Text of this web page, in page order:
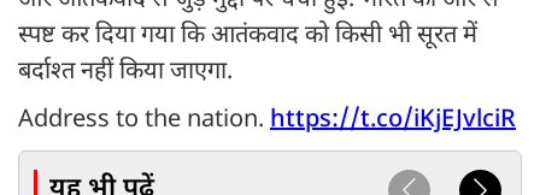
स्पष्ट कर दिया गया कि आतंकवाद को किसी भी सूरत में
बर्दाश्त नहीं किया जाएगा.
Address to the nation. https://t.co/iKjEJvlciR